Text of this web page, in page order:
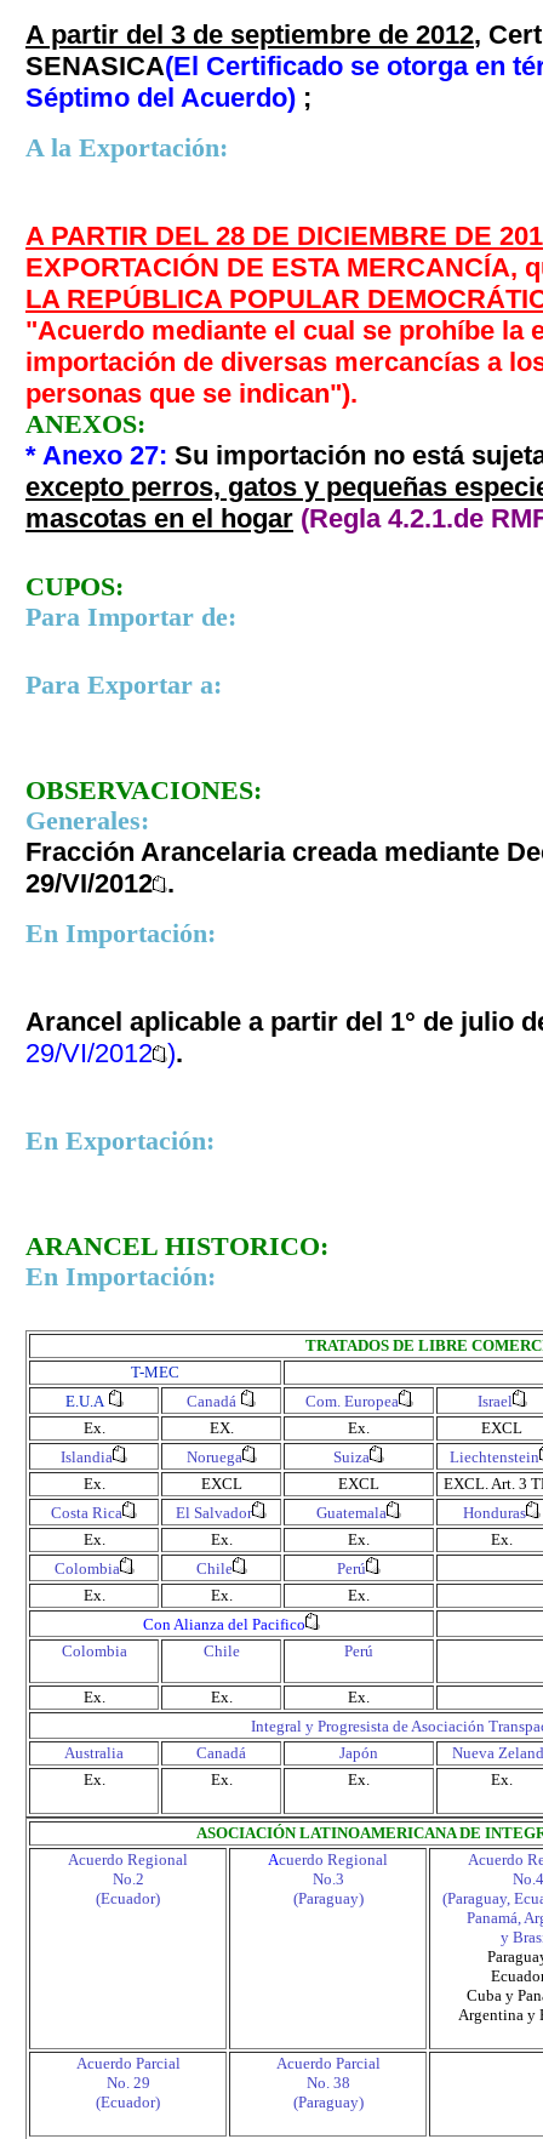
A partir del 3 de septiembre de 2012,
SENASICA(El Certificado se otorga en
Séptimo del Acuerdo) ;
A la Exportación:
A PARTIR DEL 28 DE DICIEMBRE DE
EXPORTACIÓN DE ESTA MERCANCÍA,
LA REPÚBLICA POPULAR
"Acuerdo mediante el cual se prohíbe la
importación de diversas mercancías a
personas que se indican").
ANEXOS:
* Anexo 27: Su importación no está
excepto perros, gatos y pequeñas
mascotas en el hogar (Regla 4.2.1.de
CUPOS:
Para Importar de:
Para Exportar a:
OBSERVACIONES:
Generales:
Fracción Arancelaria creada mediante
29/VI/2012 .
En Importación:
Arancel aplicable a partir del 1° de julio
29/VI/2012 ).
En Exportación:
ARANCEL HISTORICO:
En Importación:
TRATADOS DE LIBRE
T-MEC
E.U.A
Canadá Com. Europea
Israel
Ex.
EX. Ex.
EXCL
Islandia
Noruega Suiza
Liechtenstein
Ex.
EXCL EXCL EXCL.Art. 3
Costa Rica
El Salvador Guatemala
Honduras
Ex.
Ex. Ex.
Ex.
Colombia
Chile
Perú
Ex.
Ex.
Ex.
Con Alianza del Pacifico
Colombia
Chile Perú
Ex. Ex.
Ex.
Integral y Progresista de Asociación
Australia
Canadá Japón
Nueva
Ex.
Ex. Ex. Ex.
ASOCIACIÓN LATINOAMERICANA DE
Acuerdo Regional
No.2
(Ecuador)
Acuerdo Regional
No.3
(Paraguay)
Acuerdo
No.4
(Paraguay,
Panamá,
y
Cuba y
Argentina y
Acuerdo Parcial
No. 29
(Ecuador)
Acuerdo Parcial
No. 38
(Paraguay)